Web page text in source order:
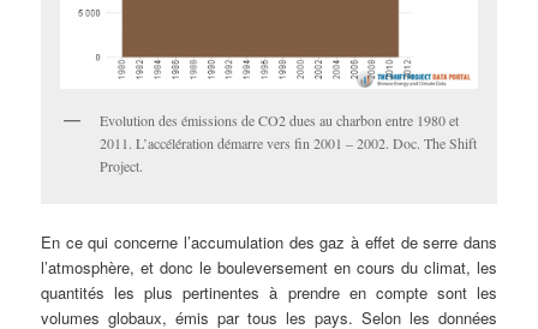
Evolution des émissions de CO2 dues au charbon entre 1980 et
2011. L’accélération démarre vers fin 2001 – 2002. Doc. The Shift
Project.
En ce qui concerne l’accumulation des gaz à effet de serre dans
l’atmosphère, et donc le bouleversement en cours du climat, les
quantités les plus pertinentes à prendre en compte sont les
volumes globaux, émis par tous les pays. Selon les données